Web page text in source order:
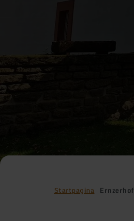
Startpagina Ernzerhof